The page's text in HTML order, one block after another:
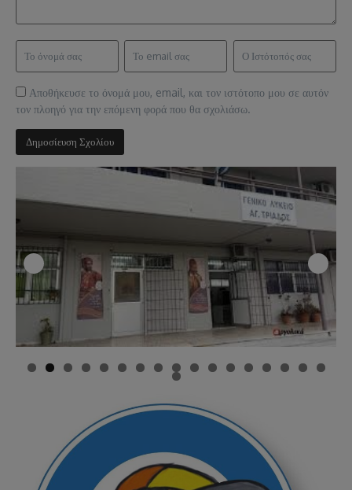
Αποθήκευσε το όνομά μου, email, και τον ιστότοπο μου σε αυτόν
τον πλοηγό για την επόμενη φορά που θα σχολιάσω.